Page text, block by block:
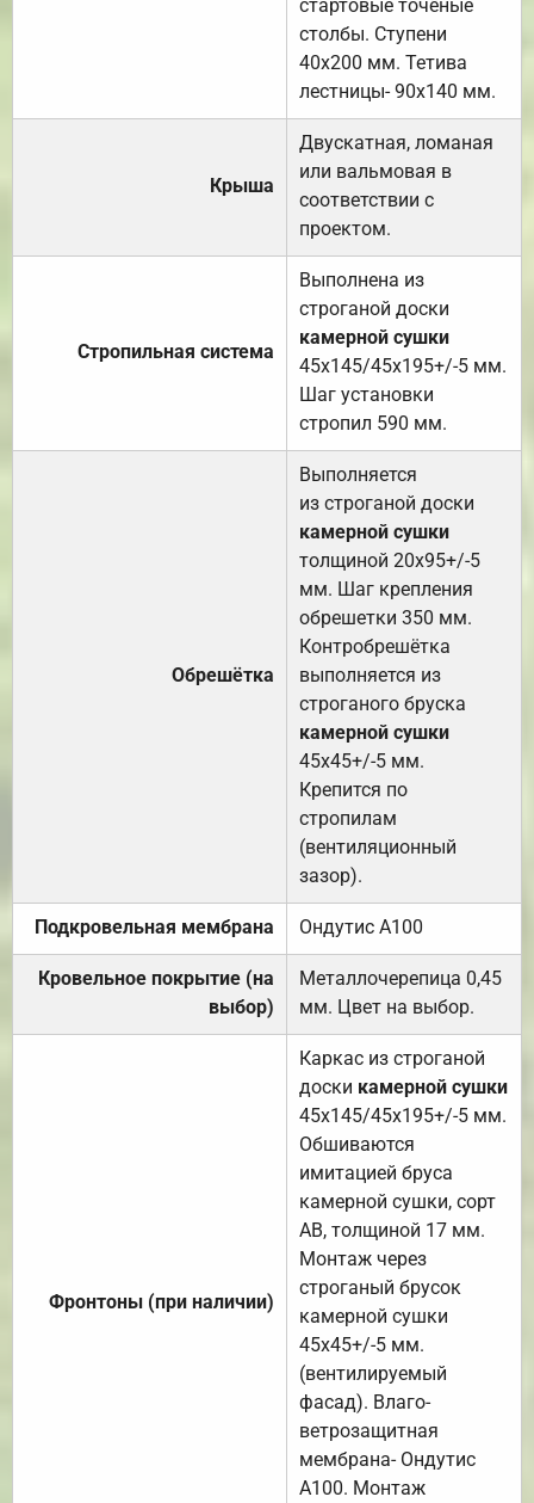
стартовые точёные
столбы. Ступени
40х200 мм. Тетива
лестницы- 90х140 мм.
Крыша
Двускатная, ломаная
или вальмовая в
соответствии с
проектом.
Стропильная система
Выполнена из
строганой доски
камерной сушки
45х145/45х195+/-5 мм.
Шаг установки
стропил 590 мм.
Обрешётка
Выполняется
из строганой доски
камерной сушки
толщиной 20х95+/-5
мм. Шаг крепления
обрешетки 350 мм.
Контробрешётка
выполняется из
строганого бруска
камерной сушки
45х45+/-5 мм.
Крепится по
стропилам
(вентиляционный
зазор).
Подкровельная мембрана Ондутис А100
Кровельное покрытие (на
выбор)
Металлочерепица 0,45
мм. Цвет на выбор.
Фронтоны (при наличии)
Каркас из строганой
доски камерной сушки
45х145/45х195+/-5 мм.
Обшиваются
имитацией бруса
камерной сушки, сорт
АВ, толщиной 17 мм.
Монтаж через
строганый брусок
камерной сушки
45х45+/-5 мм.
(вентилируемый
фасад). Влаго-
ветрозащитная
мембрана- Ондутис
А100. Монтаж